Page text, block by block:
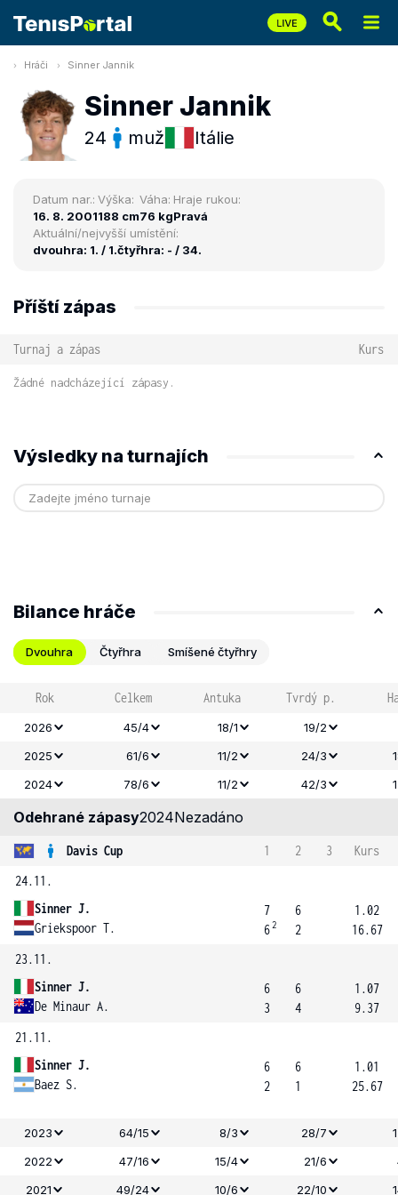
Hráči Sinner Jannik
Sinner Jannik
24 muž Itálie
Datum nar.:
16. 8. 2001
Výška:
188 cm
Váha:
76 kg
Hraje rukou:
Pravá
Aktuální/nejvyšší umístění:
dvouhra: 1. / 1.čtyřhra: - / 34.
Příští zápas
Turnaj a zápas Kurs
Žádné nadcházející zápasy.
Výsledky na turnajích
Bilance hráče
Dvouhra Čtyřhra Smíšené čtyřhry
Rok Celkem Antuka Tvrdý p.
2026 45/4 18/1
19/2
2025
61/6 11/2 24/3
2024
78/6 11/2 42/3
Odehrané zápasy2024Nezadáno
Davis Cup 1 2 3
Kurs
24.11.
Sinner J.
Griekspoor T.
7
62
6
2
1.02
16.67
23.11.
Sinner J.
De Minaur A.
6
3
6
4
1.07
9.37
21.11.
Sinner J.
Baez S.
6
2
6
1
1.01
25.67
2023 64/15 8/3 28/7
2022
47/16 15/4 21/6
2021
49/24 10/6 22/10